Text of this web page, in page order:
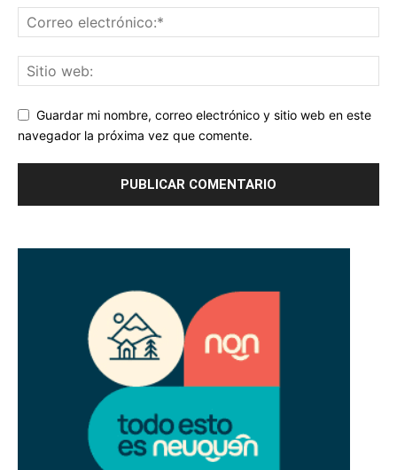
Guardar mi nombre, correo electrónico y sitio web en este
navegador la próxima vez que comente.